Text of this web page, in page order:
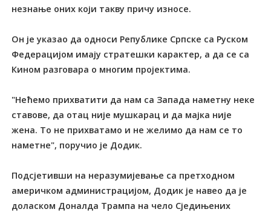
незнање оних који такву причу износе.
Он је указао да односи Републике Српске са Руском
Федерацијом имају стратешки карактер, а да се са
Кином разговара о многим пројектима.
"Нећемо прихватити да нам са Запада наметну неке
ставове, да отац није мушкарац и да мајка није
жена. То не прихватамо и не желимо да нам се то
наметне", поручио је Додик.
Подсјетивши на неразумијевање са претходном
америчком администрацијом, Додик је навео да је
доласком Доналда Трампа на чело Сједињених